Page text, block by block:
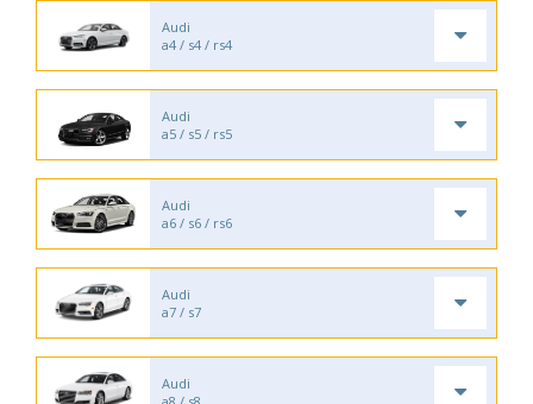
Audi
a4 / s4 / rs4
Audi
a5 / s5 / rs5
Audi
a6 / s6 / rs6
Audi
a7 / s7
Audi